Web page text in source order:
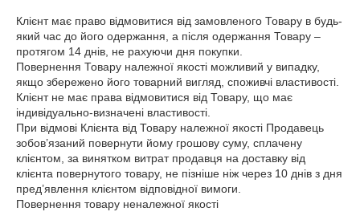
Клієнт має право відмовитися від замовленого Товару в будь-
який час до його одержання, а після одержання Товару –
протягом 14 днів, не рахуючи дня покупки.
Повернення Товару належної якості можливий у випадку,
якщо збережено його товарний вигляд, споживчі властивості.
Клієнт не має права відмовитися від Товару, що має
індивідуально-визначені властивості.
При відмові Клієнта від Товару належної якості Продавець
зобов’язаний повернути йому грошову суму, сплачену
клієнтом, за винятком витрат продавця на доставку від
клієнта повернутого товару, не пізніше ніж через 10 днів з дня
пред’явлення клієнтом відповідної вимоги.
Повернення товару неналежної якості